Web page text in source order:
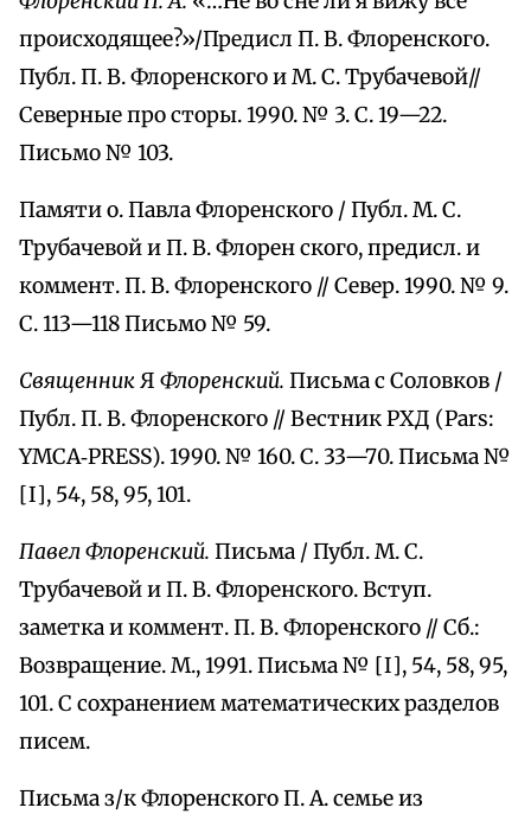
происходящее?»/Предисл П. В. Флоренского.
Публ. П. В. Флоренского и М. С. Трубачевой//
Северные про сторы. 1990. № 3. С. 19—22.
Письмо № 103.
Памяти о. Павла Флоренского / Публ. М. С.
Трубачевой и П. В. Флорен ского, предисл. и
коммент. П. В. Флоренского // Север. 1990. № 9.
С. 113—118 Письмо № 59.
СвященникЯ Флоренский. Письма с Соловков /
Публ. П. В. Флоренского // Вестник РХД (Pars:
YMCA‑PRESS). 1990. № 160. С. 33—70. Письма №
[I], 54, 58, 95, 101.
Павел Флоренский. Письма / Публ. М. С.
Трубачевой и П. В. Флоренского. Вступ.
заметка и коммент. П. В. Флоренского // Сб.:
Возвращение. М., 1991. Письма № [I], 54, 58, 95,
101. С сохранением математических разделов
писем.
Письма з/к Флоренского П. А. семье из